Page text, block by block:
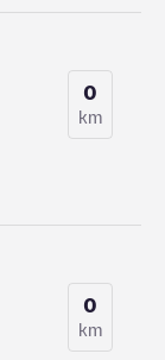
0
km
0
km